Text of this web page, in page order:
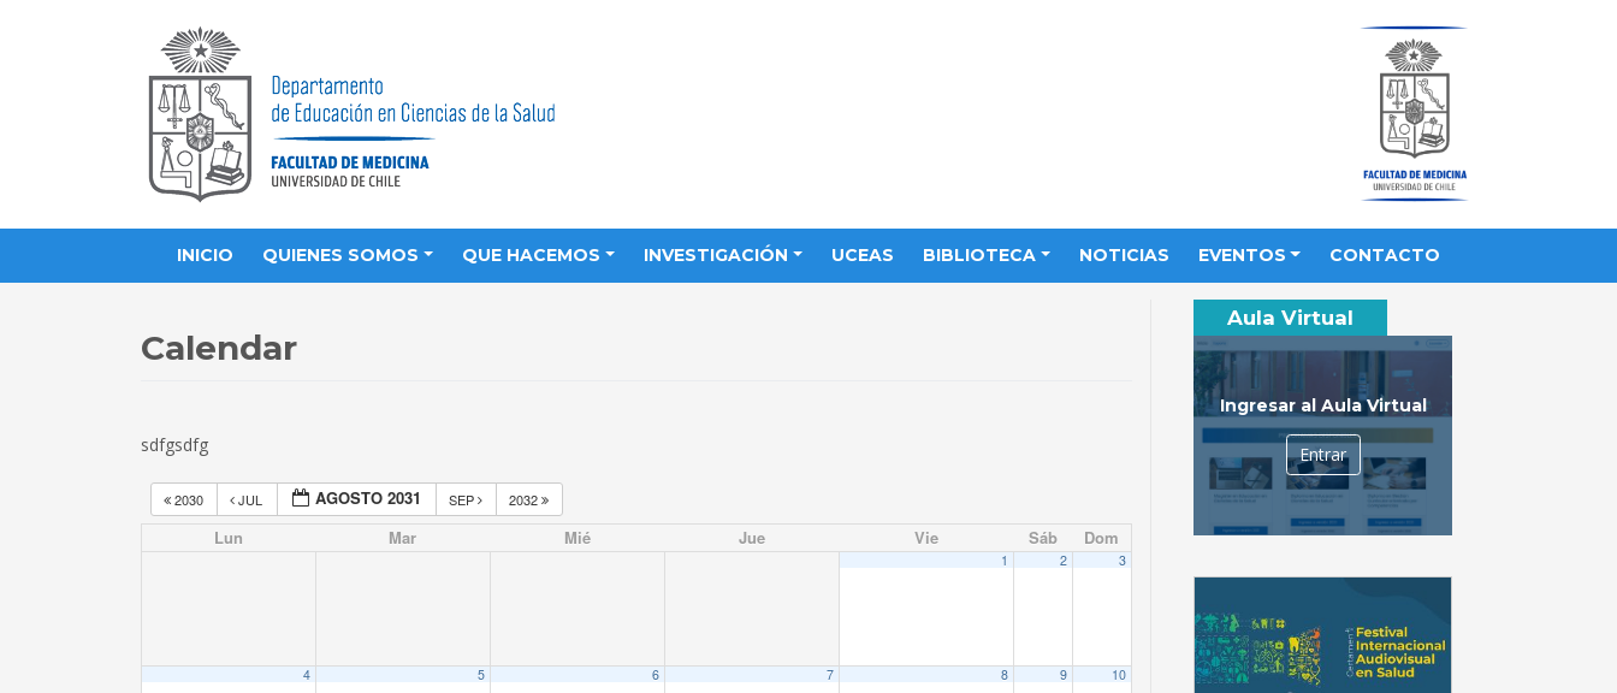
INICIO QUIENES SOMOS QUE HACEMOS INVESTIGACIÓN UCEAS BIBLIOTECA NOTICIAS EVENTOS CONTACTO
Calendar
sdfgsdfg
2030 JUL AGOSTO 2031 SEP 2032
Lun Mar Mié Jue Vie Sáb Dom
1 2 3
4 5 6 7 8 9 10
Aula Virtual
Ingresar al Aula Virtual
Entrar